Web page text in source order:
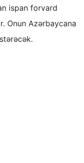
ispan forvard
Onun Azərbaycana